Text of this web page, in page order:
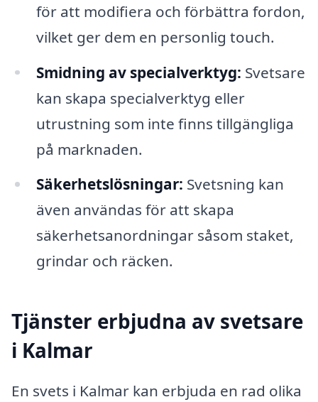
för att modifiera och förbättra fordon,
vilket ger dem en personlig touch.
Smidning av specialverktyg: Svetsare
kan skapa specialverktyg eller
utrustning som inte finns tillgängliga
på marknaden.
Säkerhetslösningar: Svetsning kan
även användas för att skapa
säkerhetsanordningar såsom staket,
grindar och räcken.
Tjänster erbjudna av svetsare
i Kalmar
En svets i Kalmar kan erbjuda en rad olika